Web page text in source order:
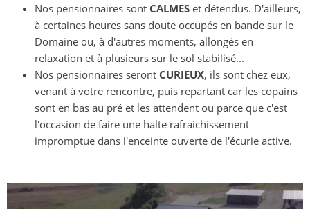
Nos pensionnaires sont CALMES et détendus. D'ailleurs,
à certaines heures sans doute occupés en bande sur le
Domaine ou, à d'autres moments, allongés en
relaxation et à plusieurs sur le sol stabilisé...
Nos pensionnaires seront CURIEUX, ils sont chez eux,
venant à votre rencontre, puis repartant car les copains
sont en bas au pré et les attendent ou parce que c'est
l'occasion de faire une halte rafraichissement
impromptue dans l'enceinte ouverte de l'écurie active.